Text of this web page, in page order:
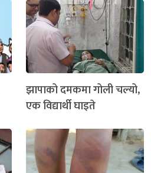
झापाको दमकमा गोली चल्यो,
एक विद्यार्थी घाइते